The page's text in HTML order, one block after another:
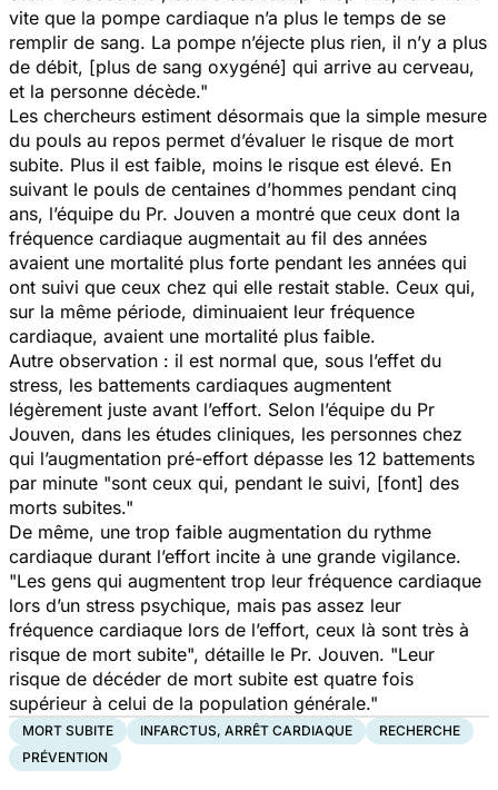
vite que la pompe cardiaque n’a plus le temps de se
remplir de sang. La pompe n’éjecte plus rien, il n’y a plus
de débit, [plus de sang oxygéné] qui arrive au cerveau,
et la personne décède."
Les chercheurs estiment désormais que la simple mesure
du pouls au repos permet d’évaluer le risque de mort
subite. Plus il est faible, moins le risque est élevé. En
suivant le pouls de centaines d’hommes pendant cinq
ans, l’équipe du Pr. Jouven a montré que ceux dont la
fréquence cardiaque augmentait au fil des années
avaient une mortalité plus forte pendant les années qui
ont suivi que ceux chez qui elle restait stable. Ceux qui,
sur la même période, diminuaient leur fréquence
cardiaque, avaient une mortalité plus faible.
Autre observation : il est normal que, sous l’effet du
stress, les battements cardiaques augmentent
légèrement juste avant l’effort. Selon l’équipe du Pr
Jouven, dans les études cliniques, les personnes chez
qui l’augmentation pré-effort dépasse les 12 battements
par minute "sont ceux qui, pendant le suivi, [font] des
morts subites."
De même, une trop faible augmentation du rythme
cardiaque durant l’effort incite à une grande vigilance.
"Les gens qui augmentent trop leur fréquence cardiaque
lors d’un stress psychique, mais pas assez leur
fréquence cardiaque lors de l’effort, ceux là sont très à
risque de mort subite", détaille le Pr. Jouven. "Leur
risque de décéder de mort subite est quatre fois
supérieur à celui de la population générale."
MORT SUBITE INFARCTUS, ARRÊT CARDIAQUE
RECHERCHE
PRÉVENTION